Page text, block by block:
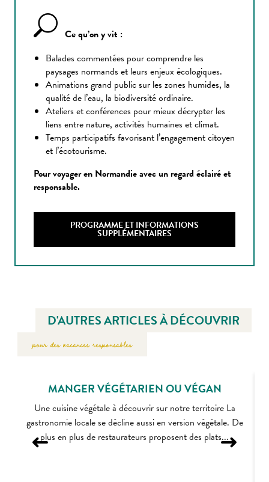
Ce qu’on y vit :
Balades commentées pour comprendre les
paysages normands et leurs enjeux écologiques.
Animations grand public sur les zones humides, la
qualité de l’eau, la biodiversité ordinaire.
Ateliers et conférences pour mieux décrypter les
liens entre nature, activités humaines et climat.
Temps participatifs favorisant l’engagement citoyen
et l’écotourisme.
Pour voyager en Normandie avec un regard éclairé et
responsable.
PROGRAMME ET INFORMATIONS
SUPPLÉMENTAIRES
D'AUTRES ARTICLES À DÉCOUVRIR
pour des vacances responsables
MANGER VÉGÉTARIEN OU VÉGAN
Une cuisine végétale à découvrir sur notre territoire La
gastronomie locale se décline aussi en version végétale. De
plus en plus de restaurateurs proposent des plats...